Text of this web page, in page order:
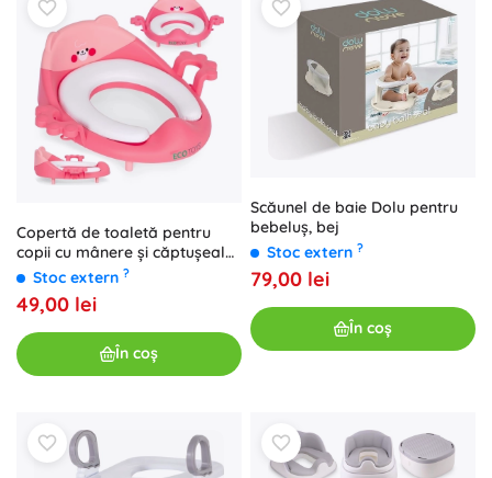
Copertă de toaletă pentru
copii cu mânere și căptușeală
moale, roz, EcoToys
Stoc extern ?
49,00 lei
În coș
Scăunel de baie Dolu pentru
bebeluș, bej
Stoc extern ?
79,00 lei
În coș